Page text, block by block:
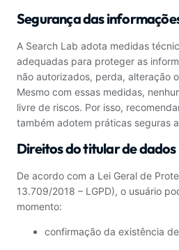
Segurança das
A Search Lab adota medidas
adequadas para proteger as
não autorizados, perda, alteração
Mesmo com essas medidas,
livre de riscos. Por isso,
também adotem práticas seguras
Direitos do titular de dados
De acordo com a Lei Geral de
13.709/2018 – LGPD), o usuário
momento:
confirmação da existência